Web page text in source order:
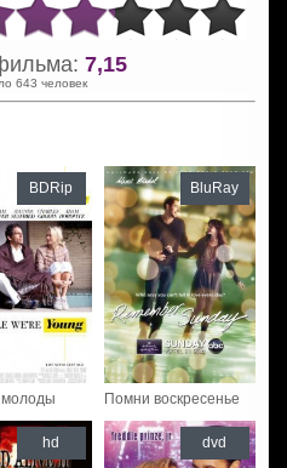
7,15
643 человек
BDRip
Помни воскресенье
BluRay
hd dvd